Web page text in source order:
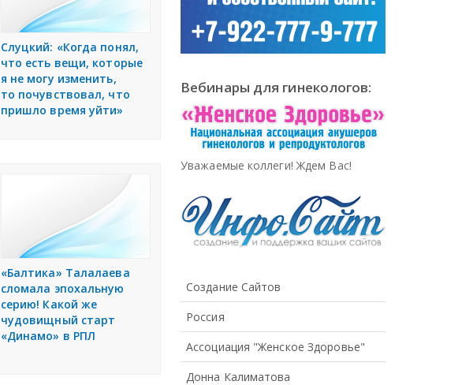
Слуцкий: «Когда понял,
что есть вещи, которые
я не могу изменить,
то почувствовал, что
пришло время уйти»
«Балтика» Талалаева
сломала эпохальную
серию! Какой же
чудовищный старт
«Динамо» в РПЛ
Вебинары для гинекологов:
Уважаемые коллеги! Ждем Вас!
Создание Сайтов
Россия
Ассоциация "Женское Здоровье"
Донна Калиматова